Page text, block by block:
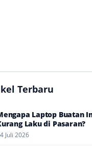
Terbaru
Laptop Buatan
Laku di Pasaran?
Juli 2026